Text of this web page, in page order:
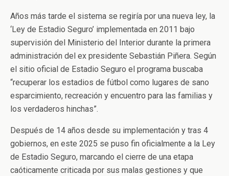
Años más tarde el sistema se regiría por una nueva ley, la
‘Ley de Estadio Seguro’ implementada en 2011 bajo
supervisión del Ministerio del Interior durante la primera
administración del ex presidente Sebastián Piñera. Según
el sitio oficial de Estadio Seguro el programa buscaba
“recuperar los estadios de fútbol como lugares de sano
esparcimiento, recreación y encuentro para las familias y
los verdaderos hinchas”.
Después de 14 años desde su implementación y tras 4
gobiernos, en este 2025 se puso fin oficialmente a la Ley
de Estadio Seguro, marcando el cierre de una etapa
caóticamente criticada por sus malas gestiones y que